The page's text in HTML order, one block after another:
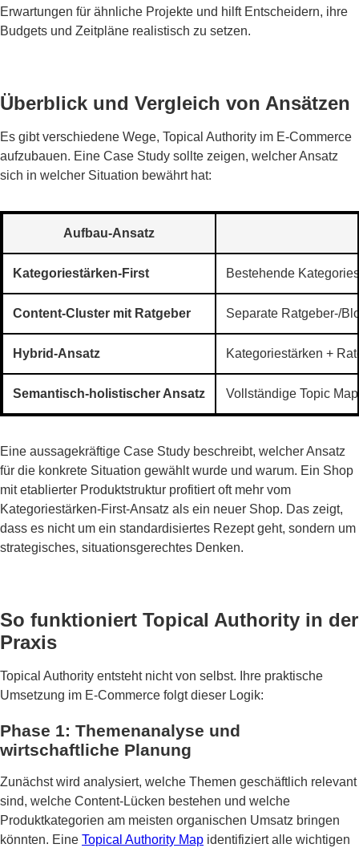
Erwartungen für ähnliche Projekte und hilft Entscheidern, ihre
Budgets und Zeitpläne realistisch zu setzen.
Überblick und Vergleich von Ansätzen
Es gibt verschiedene Wege, Topical Authority im E-Commerce
aufzubauen. Eine Case Study sollte zeigen, welcher Ansatz
sich in welcher Situation bewährt hat:
Aufbau-Ansatz
Kategoriestärken-First Bestehende
Content-Cluster mit Ratgeber Separate Ratgeber-/
Hybrid-Ansatz Kategoriestärken +
Semantisch-holistischer Ansatz Vollständige Topic
Eine aussagekräftige Case Study beschreibt, welcher Ansatz
für die konkrete Situation gewählt wurde und warum. Ein Shop
mit etablierter Produktstruktur profitiert oft mehr vom
Kategoriestärken-First-Ansatz als ein neuer Shop. Das zeigt,
dass es nicht um ein standardisiertes Rezept geht, sondern um
strategisches, situationsgerechtes Denken.
So funktioniert Topical Authority in der
Praxis
Topical Authority entsteht nicht von selbst. Ihre praktische
Umsetzung im E-Commerce folgt dieser Logik:
Phase 1: Themenanalyse und
wirtschaftliche Planung
Zunächst wird analysiert, welche Themen geschäftlich relevant
sind, welche Content-Lücken bestehen und welche
Produktkategorien am meisten organischen Umsatz bringen
könnten. Eine Topical Authority Map identifiziert alle wichtigen